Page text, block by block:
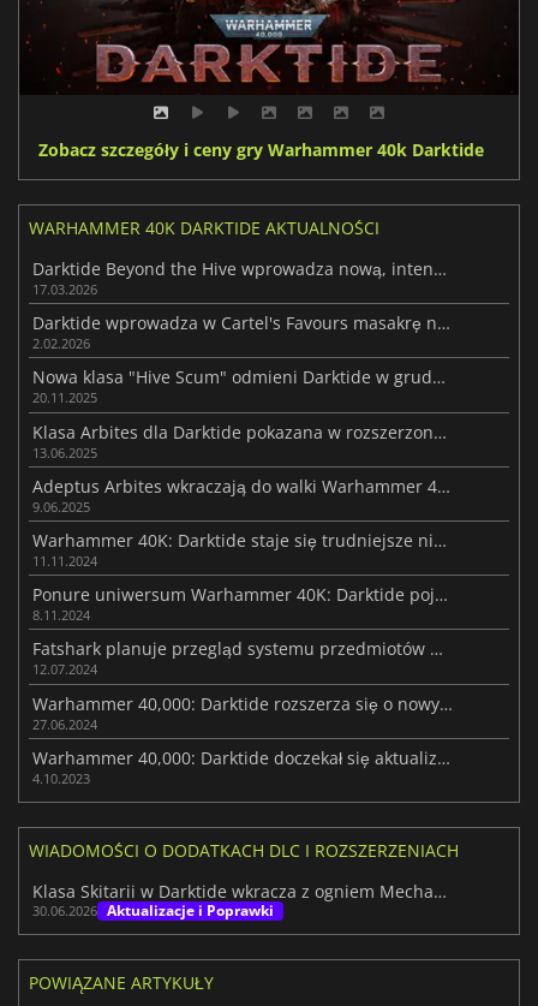
Zobacz szczegóły i ceny gry Warhammer 40k Darktide
WARHAMMER 40K DARKTIDE AKTUALNOŚCI
Darktide Beyond the Hive wprowadza nową, intensywną akcję survivalową
17.03.2026
Darktide wprowadza w Cartel's Favours masakrę napędzaną chemikaliami
2.02.2026
Nowa klasa "Hive Scum" odmieni Darktide w grudniu
20.11.2025
Klasa Arbites dla Darktide pokazana w rozszerzonym wideo z rozgrywki
13.06.2025
Adeptus Arbites wkraczają do walki Warhammer 40K: Darktide
9.06.2025
Warhammer 40K: Darktide staje się trudniejsze niż kiedykolwiek wcześniej
11.11.2024
Ponure uniwersum Warhammer 40K: Darktide pojawi się na PS5 w przyszłym miesiącu
8.11.2024
Fatshark planuje przegląd systemu przedmiotów Darktide
12.07.2024
Warhammer 40,000: Darktide rozszerza się o nowy darmowy dodatek
27.06.2024
Warhammer 40,000: Darktide doczekał się aktualizacji, której potrzebował
4.10.2023
WIADOMOŚCI O DODATKACH DLC I ROZSZERZENIACH
Klasa Skitarii w Darktide wkracza z ogniem Mechanicus
30.06.2026 Aktualizacje i Poprawki
POWIĄZANE ARTYKUŁY